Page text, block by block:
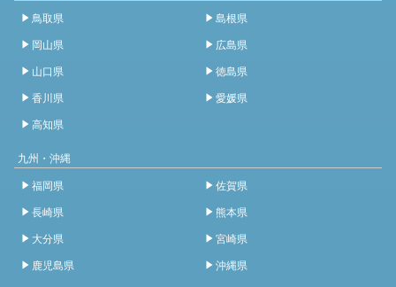
鳥取県
島根県
岡山県
広島県
山口県
徳島県
香川県
愛媛県
高知県
九州・沖縄
福岡県
佐賀県
長崎県
熊本県
大分県
宮崎県
鹿児島県
沖縄県